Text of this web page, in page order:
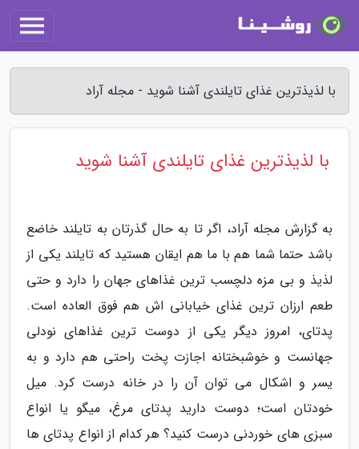
با لذیذترین غذای تایلندی آشنا شوید - مجله آراد
با لذیذترین غذای تایلندی آشنا شوید
به گزارش مجله آراد، اگر تا به حال گذرتان به تایلند خاضع
باشد حتما شما هم با ما هم ایقان هستید که تایلند یکی از
لذیذ و بی مزه دلچسب ترین غذاهای جهان را دارد و حتی
طعم ارزان ترین غذای خیابانی اش هم فوق العاده است.
پدتای، امروز دیگر یکی از دوست ترین غذاهای نودلی
جهانست و خوشبختانه اجازت پخت راحتی هم دارد و به
یسر و اشکال می توان آن را در خانه درست کرد. میل
خودتان است؛ دوست دارید پدتای مرغ، میگو یا انواع
سبزی های خوردنی درست کنید؟ هر کدام از انواع پدتای ها